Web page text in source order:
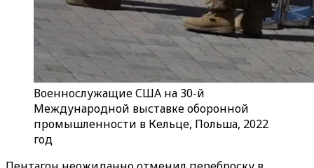
Военнослужащие США на 30-й
Международной выставке оборонной
промышленности в Кельце, Польша, 2022
год